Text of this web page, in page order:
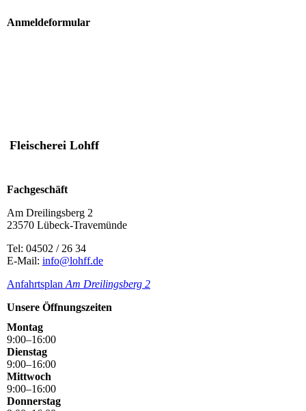
Anmeldeformular
Fleischerei Lohff
Fachgeschäft
Am Dreilingsberg 2
23570 Lübeck-Travemünde
Tel: 04502 / 26 34
E-Mail: info@lohff.de
Anfahrtsplan Am Dreilingsberg 2
Unsere Öffnungszeiten
Montag
9:00–16:00
Dienstag
9:00–16:00
Mittwoch
9:00–16:00
Donnerstag